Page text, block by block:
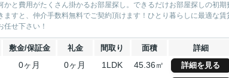
と費用がたくさん掛かるお部屋探し。できるだけお部屋探しの初期
すと、仲介手数料無料でご契約頂けます！ひとり暮らしに最適な
せ下さい！
敷金/保証金 礼金 間取り 面積 詳細
0ヶ月 0ヶ月 1LDK 45.36㎡ 詳細を見る